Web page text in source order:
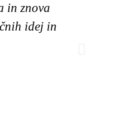
in znova
idej in